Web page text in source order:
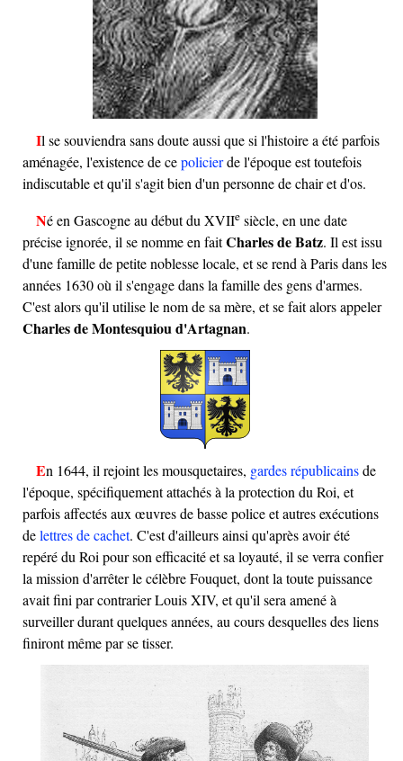
Il se souviendra sans doute aussi que si l'histoire a été parfois
aménagée, l'existence de cepolicierde l'époque est toutefois
indiscutable et qu'il s'agit bien d'un personne de chair et d'os.
Né en Gascogne au début du XVIIe siècle, en une date
précise ignorée, il se nomme en faitCharles de Batz. Il est issu
d'une famille de petite noblesse locale, et se rend à Paris dans les
années 1630 où il s'engage dans la famille des gens d'armes.
C'est alors qu'il utilise le nom de sa mère, et se fait alors appeler
Charles de Montesquiou d'Artagnan.
En 1644, il rejoint les mousquetaires, gardes républicainsde
l'époque, spécifiquement attachés à la protection du Roi, et
parfois affectés aux œuvres de basse police et autres exécutions
delettres de cachet. C'est d'ailleurs ainsi qu'après avoir été
repéré du Roi pour son efficacité et sa loyauté, il se verra confier
la mission d'arrêter le célèbre Fouquet, dont la toute puissance
avait fini par contrarier Louis XIV, et qu'il sera amené à
surveiller durant quelques années, au cours desquelles des liens
finiront même par se tisser.